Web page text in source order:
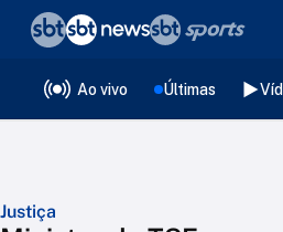
Ao vivo Últimas
Justiça
❮voltar
Editorias